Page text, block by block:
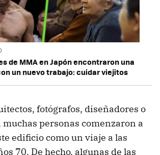
de MMA en Japón encontraron una
un nuevo trabajo: cuidar viejitos
fotógrafos, diseñadores o
personas comenzaron a
edificio como un viaje a las
70. De hecho, algunas de las